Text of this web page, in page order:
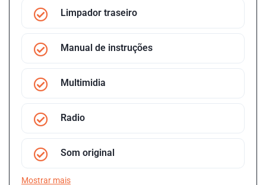
Limpador traseiro
Manual de instruções
Multimidia
Radio
Som original
Mostrar mais